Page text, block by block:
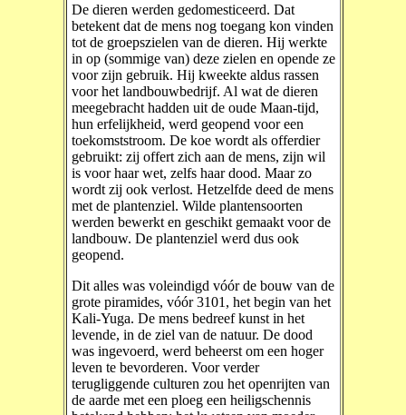
De dieren werden gedomesticeerd. Dat
betekent dat de mens nog toegang kon vinden
tot de groepszielen van de dieren. Hij werkte
in op (sommige van) deze zielen en opende ze
voor zijn gebruik. Hij kweekte aldus rassen
voor het landbouwbedrijf. Al wat de dieren
meegebracht hadden uit de oude Maan-tijd,
hun erfelijkheid, werd geopend voor een
toekomststroom. De koe wordt als offerdier
gebruikt: zij offert zich aan de mens, zijn wil
is voor haar wet, zelfs haar dood. Maar zo
wordt zij ook verlost. Hetzelfde deed de mens
met de plantenziel. Wilde plantensoorten
werden bewerkt en geschikt gemaakt voor de
landbouw. De plantenziel werd dus ook
geopend.
Dit alles was voleindigd vóór de bouw van de
grote piramides, vóór 3101, het begin van het
Kali-Yuga. De mens bedreef kunst in het
levende, in de ziel van de natuur. De dood
was ingevoerd, werd beheerst om een hoger
leven te bevorderen. Voor verder
terugliggende culturen zou het openrijten van
de aarde met een ploeg een heiligschennis